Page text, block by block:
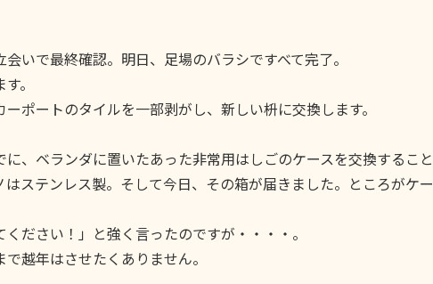
いで最終確認。明日、足場のバラシですべて完了。
。
ポートのタイルを一部剥がし、新しい枡に交換します。
、ベランダに置いたあった非常用はしごのケースを交換すること
ステンレス製。そして今日、その箱が届きました。ところがケ
ださい！」と強く言ったのですが・・・・。
越年はさせたくありません。